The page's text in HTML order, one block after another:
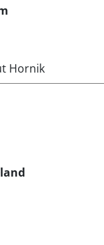
Hornik